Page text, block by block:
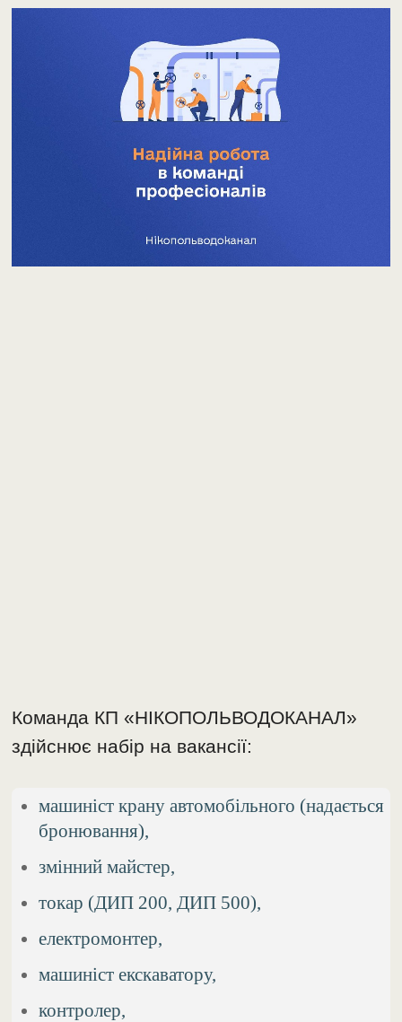
Команда КП «НІКОПОЛЬВОДОКАНАЛ»
здійснює набір на вакансії:
машиніст крану автомобільного (надається
бронювання),
змінний майстер,
токар (ДИП 200, ДИП 500),
електромонтер,
машиніст екскаватору,
контролер,